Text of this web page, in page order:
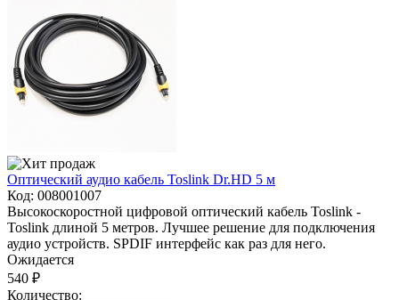
Оптический аудио кабель Toslink Dr.HD 5 м
Код: 008001007
Высокоскоростной цифровой оптический кабель Toslink -
Toslink длиной 5 метров. Лучшее решение для подключения
аудио устройств. SPDIF интерфейс как раз для него.
Ожидается
540 ₽
Количество: